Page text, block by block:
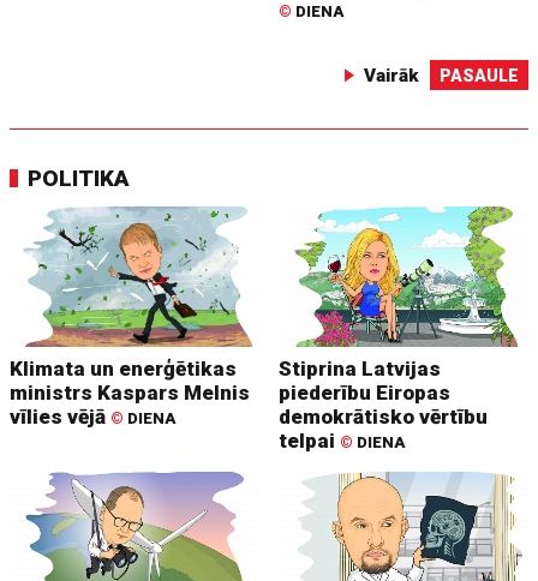
© DIENA
Vairāk PASAULE
POLITIKA
Klimata un enerģētikas
ministrs Kaspars Melnis
vīlies vējā © DIENA
Stiprina Latvijas
piederību Eiropas
demokrātisko vērtību
telpai © DIENA